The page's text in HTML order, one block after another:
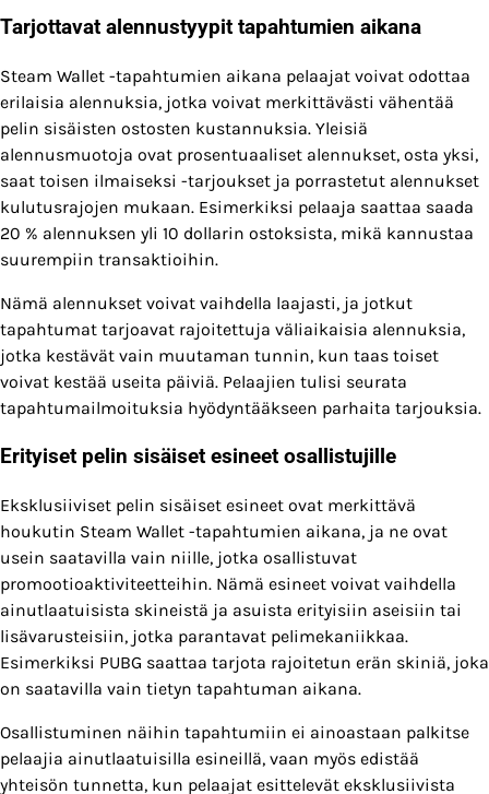
Tarjottavat alennustyypit tapahtumien aikana
Steam Wallet -tapahtumien aikana pelaajat voivat odottaa
erilaisia alennuksia, jotka voivat merkittävästi vähentää
pelin sisäisten ostosten kustannuksia. Yleisiä
alennusmuotoja ovat prosentuaaliset alennukset, osta yksi,
saat toisen ilmaiseksi -tarjoukset ja porrastetut alennukset
kulutusrajojen mukaan. Esimerkiksi pelaaja saattaa saada
20 % alennuksen yli 10 dollarin ostoksista, mikä kannustaa
suurempiin transaktioihin.
Nämä alennukset voivat vaihdella laajasti, ja jotkut
tapahtumat tarjoavat rajoitettuja väliaikaisia alennuksia,
jotka kestävät vain muutaman tunnin, kun taas toiset
voivat kestää useita päiviä. Pelaajien tulisi seurata
tapahtumailmoituksia hyödyntääkseen parhaita tarjouksia.
Erityiset pelin sisäiset esineet osallistujille
Eksklusiiviset pelin sisäiset esineet ovat merkittävä
houkutin Steam Wallet -tapahtumien aikana, ja ne ovat
usein saatavilla vain niille, jotka osallistuvat
promootioaktiviteetteihin. Nämä esineet voivat vaihdella
ainutlaatuisista skineistä ja asuista erityisiin aseisiin tai
lisävarusteisiin, jotka parantavat pelimekaniikkaa.
Esimerkiksi PUBG saattaa tarjota rajoitetun erän skiniä, joka
on saatavilla vain tietyn tapahtuman aikana.
Osallistuminen näihin tapahtumiin ei ainoastaan palkitse
pelaajia ainutlaatuisilla esineillä, vaan myös edistää
yhteisön tunnetta, kun pelaajat esittelevät eksklusiivista